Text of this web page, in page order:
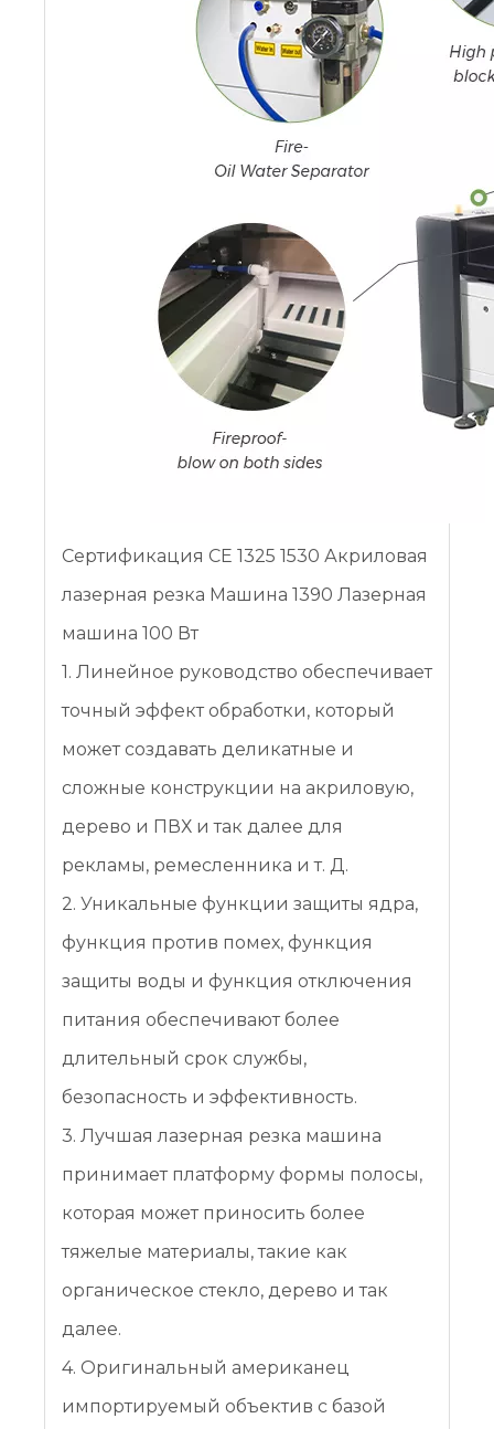
Сертификация CE 1325 1530 Акриловая
лазерная резка Машина 1390 Лазерная
машина 100 Вт
1. Линейное руководство обеспечивает
точный эффект обработки, который
может создавать деликатные и
сложные конструкции на акриловую,
дерево и ПВХ и так далее для
рекламы, ремесленника и т. Д.
2. Уникальные функции защиты ядра,
функция против помех, функция
защиты воды и функция отключения
питания обеспечивают более
длительный срок службы,
безопасность и эффективность.
3. Лучшая лазерная резка машина
принимает платформу формы полосы,
которая может приносить более
тяжелые материалы, такие как
органическое стекло, дерево и так
далее.
4. Оригинальный американец
импортируемый объектив с базой